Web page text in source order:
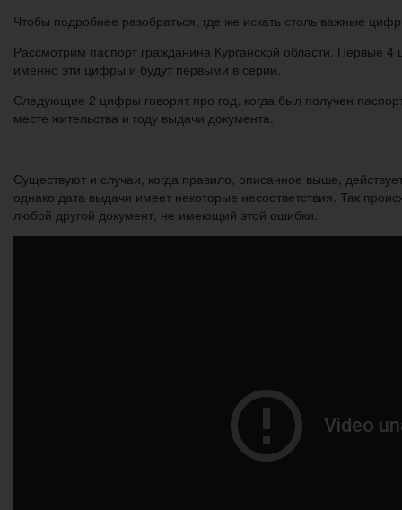
Чтобы подробнее разобраться, где же искать столь важные
Рассмотрим паспорт гражданина Курганской области. Первые
именно эти цифры и будут первыми в серии.
Следующие 2 цифры говорят про год, когда был получен
месте жительства и году выдачи документа.
Существуют и случаи, когда правило, описанное выше,
однако дата выдачи имеет некоторые несоответствия. Так
любой другой документ, не имеющий этой ошибки.